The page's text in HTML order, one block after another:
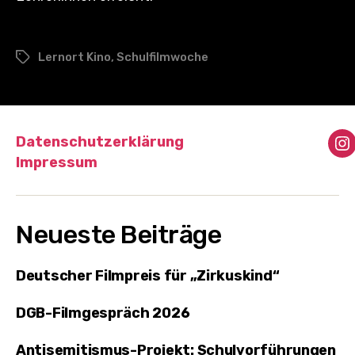
Schlagwörter
Lernort Kino, Schulfilmwoche
Datenschutzerklärung
Impressum
Neueste Beiträge
Deutscher Filmpreis für „Zirkuskind“
DGB-Filmgespräch 2026
Antisemitismus-Projekt: Schulvorführungen